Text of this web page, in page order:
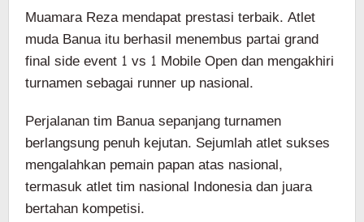
Muamara Reza mendapat prestasi terbaik. Atlet
muda Banua itu berhasil menembus partai grand
final side event 1 vs 1 Mobile Open dan mengakhiri
turnamen sebagai runner up nasional.
Perjalanan tim Banua sepanjang turnamen
berlangsung penuh kejutan. Sejumlah atlet sukses
mengalahkan pemain papan atas nasional,
termasuk atlet tim nasional Indonesia dan juara
bertahan kompetisi.